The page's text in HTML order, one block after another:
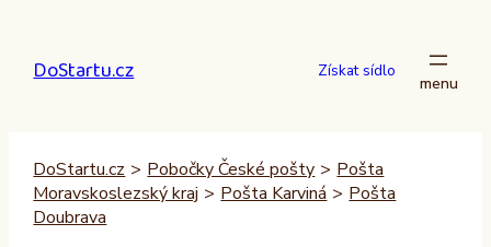
obsah
DoStartu.cz Získat sídlo
DoStartu.cz > Pobočky České pošty > Pošta
Moravskoslezský kraj > Pošta Karviná > Pošta
Doubrava